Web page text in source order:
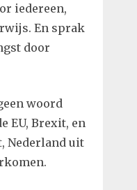
iedereen,
En sprak
door
woord
EU, Brexit, en
Nederland uit